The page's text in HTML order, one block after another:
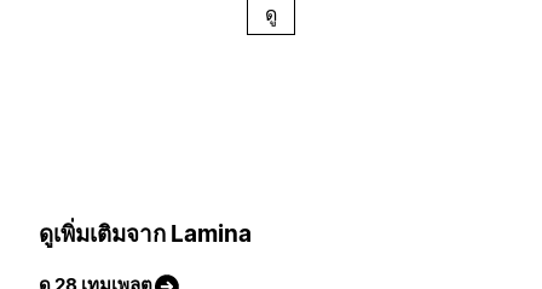
ดู
ดูเพิ่มเติมจาก Lamina